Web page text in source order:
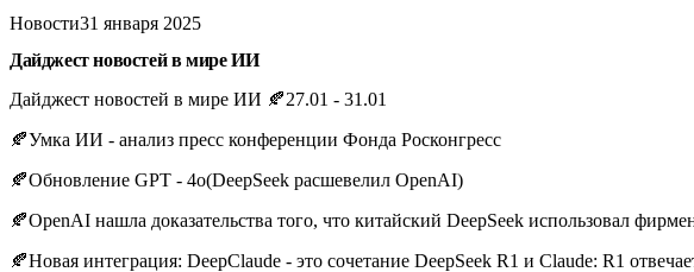
Новости31 января 2025
Дайджест новостей в мире ИИ
Дайджест новостей в мире ИИ 🍂27.01 - 31.01
🍂Умка ИИ - анализ пресс конференции Фонда Росконгресс
🍂Обновление GPT - 4o(DeepSeek расшевелил OpenAI)
🍂OpenAI нашла доказательства того, что китайский DeepSeek использовал
🍂Новая интеграция: DeepClaude - это сочетание DeepSeek R1 и Claude: R1